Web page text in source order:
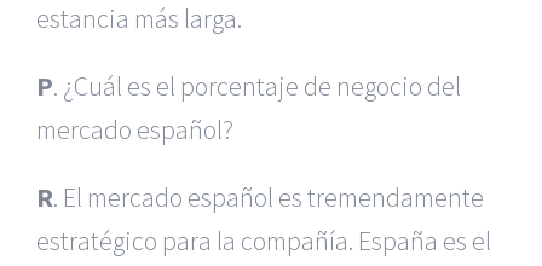
estancia más larga.
P. ¿Cuál es el porcentaje de negocio del
mercado español?
R. El mercado español es tremendamente
estratégico para la compañía. España es el